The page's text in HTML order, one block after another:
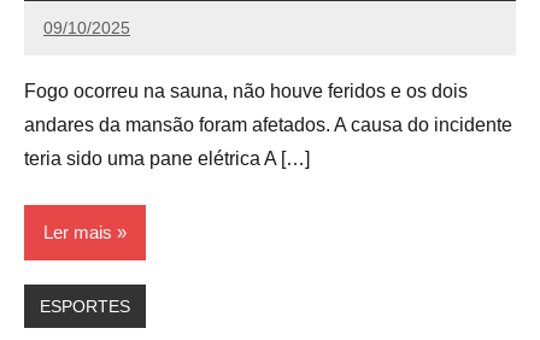
09/10/2025
Calango
Fogo ocorreu na sauna, não houve feridos e os dois
andares da mansão foram afetados. A causa do incidente
teria sido uma pane elétrica A […]
Ler mais
ESPORTES